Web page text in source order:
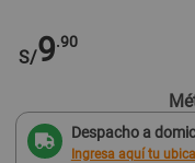
S/9.90
Despacho a
Ingresa aquí tu